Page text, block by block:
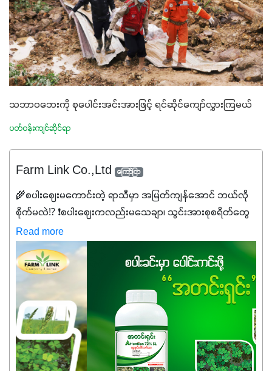
သဘာဝဘေးကို စုပေါင်းအင်းအားဖြင့် ရင်ဆိုင်ကျော်လွှားကြမယ်
ပတ်ဝန်းကျင်ဆိုင်ရာ
Farm Link Co.,Ltd ကြော်ငြာ
🌾စပါးဈေးမကောင်းတဲ့ ရာသီမှာ အမြတ်ကျန်အောင် ဘယ်လို
စိုက်မလဲ⁉️ ❗စပါးဈေးကလည်းမသေချာ၊ သွင်းအားစုစရိတ်တွေ
ကလည်း တက်နေတဲ့ဒီလိုအချိန်မှာ သွင်းအားစုဖိုးကို လျှော့ချပြီး
အထွက်နှုန်းကို ထိန်းထားနိုင်မှ ဦးကြီးတို့ အဆင်ပြေမှာနော် ✔️ဒါ
ကြောင့် ကိုယ်သုံးသမျှ ကိုယ့်အတွက်အကျိုးရစေမယ့်
အရည်အသွေးစိတ်ချရတဲ့ သွင်းအားစုပစ္စည်းတွေကိုပဲ ရွေးချယ်
သုံးသင့်ပါတယ်။
Read more